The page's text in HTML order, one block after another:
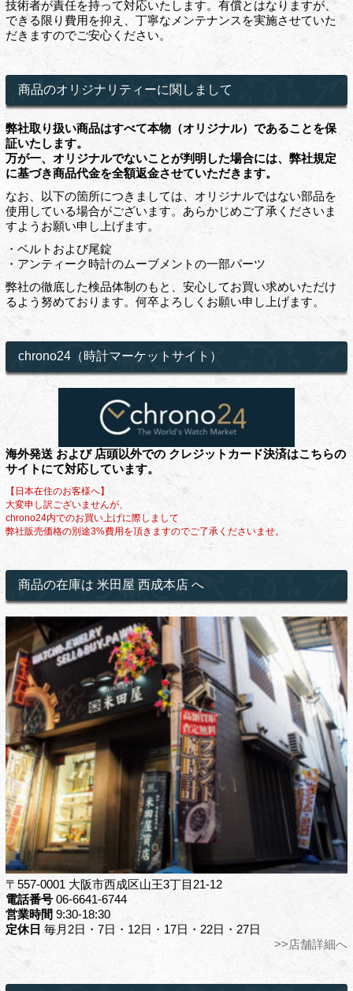
技術者が責任を持って対応いたします。有償とはなりますが、
できる限り費用を抑え、丁寧なメンテナンスを実施させていた
だきますのでご安心ください。
商品のオリジナリティーに関しまして
弊社取り扱い商品はすべて本物（オリジナル）であることを保
証いたします。
万が一、オリジナルでないことが判明した場合には、弊社規定
に基づき商品代金を全額返金させていただきます。
なお、以下の箇所につきましては、オリジナルではない部品を
使用している場合がございます。あらかじめご了承くださいま
すようお願い申し上げます。
・ベルトおよび尾錠
・アンティーク時計のムーブメントの一部パーツ
弊社の徹底した検品体制のもと、安心してお買い求めいただけ
るよう努めております。何卒よろしくお願い申し上げます。
chrono24（時計マーケットサイト）
海外発送 および 店頭以外での クレジットカード決済はこちらの
サイトにて対応しています。
【日本在住のお客様へ】
大変申し訳ございませんが、
chrono24内でのお買い上げに際しまして
弊社販売価格の別途3%費用を頂きますのでご了承くださいませ。
商品の在庫は 米田屋 西成本店 へ
〒557-0001 大阪市西成区山王3丁目21-12
電話番号06-6641-6744
営業時間 9:30-18:30
定休日 毎月2日・7日・12日・17日・22日・27日
>>店舗詳細へ